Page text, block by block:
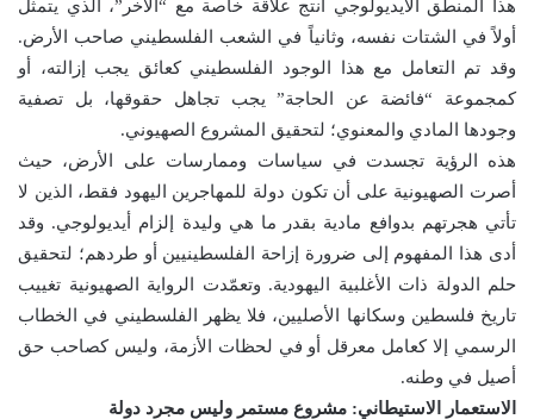
هذا المنطق الأيديولوجي أنتج علاقة خاصة مع “الآخر”، الذي يتمثل
أولاً في الشتات نفسه، وثانياً في الشعب الفلسطيني صاحب الأرض.
وقد تم التعامل مع هذا الوجود الفلسطيني كعائق يجب إزالته، أو
كمجموعة “فائضة عن الحاجة” يجب تجاهل حقوقها، بل تصفية
وجودها المادي والمعنوي؛ لتحقيق المشروع الصهيوني.
هذه الرؤية تجسدت في سياسات وممارسات على الأرض، حيث
أصرت الصهيونية على أن تكون دولة للمهاجرين اليهود فقط، الذين لا
تأتي هجرتهم بدوافع مادية بقدر ما هي وليدة إلزام أيديولوجي. وقد
أدى هذا المفهوم إلى ضرورة إزاحة الفلسطينيين أو طردهم؛ لتحقيق
حلم الدولة ذات الأغلبية اليهودية. وتعمّدت الرواية الصهيونية تغييب
تاريخ فلسطين وسكانها الأصليين، فلا يظهر الفلسطيني في الخطاب
الرسمي إلا كعامل معرقل أو في لحظات الأزمة، وليس كصاحب حق
أصيل في وطنه.
الاستعمار الاستيطاني: مشروع مستمر وليس مجرد دولة